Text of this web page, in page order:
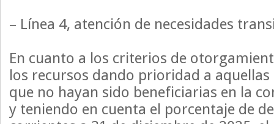
– Línea 4, atención de necesidades
En cuanto a los criterios de
los recursos dando prioridad a aquellas
que no hayan sido beneficiarias en la
y teniendo en cuenta el porcentaje de